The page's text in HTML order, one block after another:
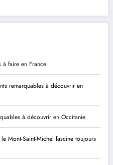
à faire en France
remarquables à découvrir en
à découvrir en Occitanie
Mont-Saint-Michel fascine toujours